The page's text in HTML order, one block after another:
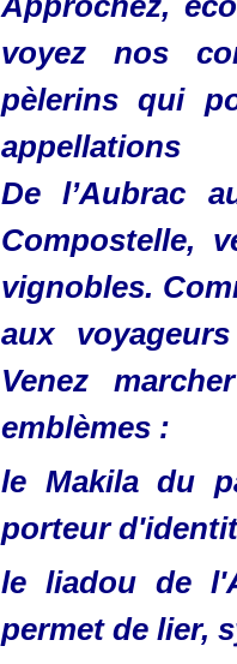
voyez nos
pèlerins qui
appellations
De l’Aubrac
Compostelle,
vignobles.
aux
Venez
emblèmes :
le Makila du
porteur
le liadou de
permet de lier,